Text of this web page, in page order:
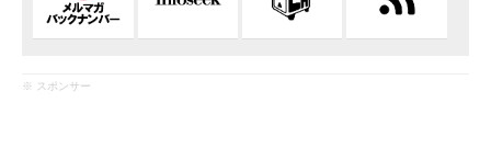
※ スポンサー